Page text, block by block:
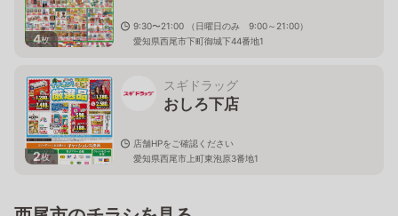
4枚
9:30〜21:00 （日曜日のみ 9:00～21:00）
愛知県西尾市下町御城下44番地1
2枚
スギドラッグ
おしろ下店
店舗HPをご確認ください
愛知県西尾市上町東泡原3番地1